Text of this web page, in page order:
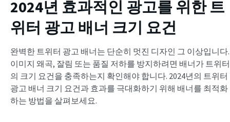
2024년 효과적인 광고를 위한 트
위터 광고 배너 크기 요건
완벽한 트위터 광고 배너는 단순히 멋진 디자인 그 이상입니다.
이미지 왜곡, 잘림 또는 품질 저하를 방지하려면 배너가 트위터
의 크기 요건을 충족하는지 확인해야 합니다. 2024년의 트위터
광고 배너 크기 요건과 효과를 극대화하기 위해 배너를 최적화
하는 방법을 살펴보세요.